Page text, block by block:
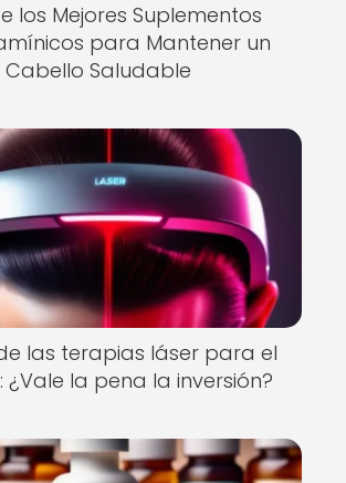
los Mejores Suplementos
para Mantener un
Cabello Saludable
las terapias láser para el
¿Vale la pena la inversión?